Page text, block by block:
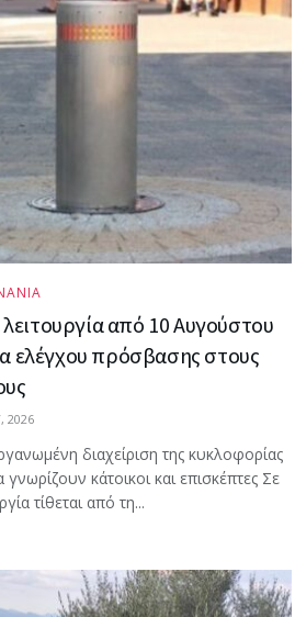
λειτουργία από 10 Αυγούστου
ελέγχου πρόσβασης στους
2026
διαχείριση της κυκλοφορίας
γνωρίζουν κάτοικοι και επισκέπτες Σε
τίθεται από τη...